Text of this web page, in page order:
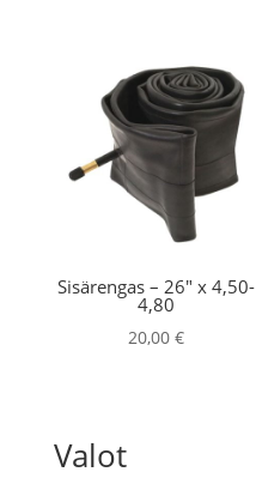
Sisärengas – 26″ x 4,50-
4,80
20,00€
Valot